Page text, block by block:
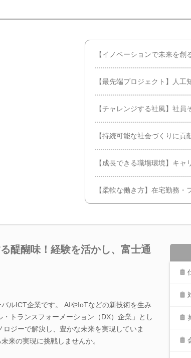
【イノベーションで未来を
【最先端プロジェクト】人
【チャレンジする社風】社
【持続可能な社会づくりに
【成長できる職場環境】キ
【柔軟な働き方】在宅勤務・
醍醐味！経験を活かし、富士通
ルICT企業です。 AIやIoTなどの新技術を生み
トランスフォーメーション（DX）企業」とし
ジーで解決し、豊かな未来を実現していま
来の実現に挑戦しませんか。